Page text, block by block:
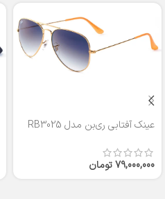
عینک آفتابی ری‌بن مدل RB3025
79,000,000تومان